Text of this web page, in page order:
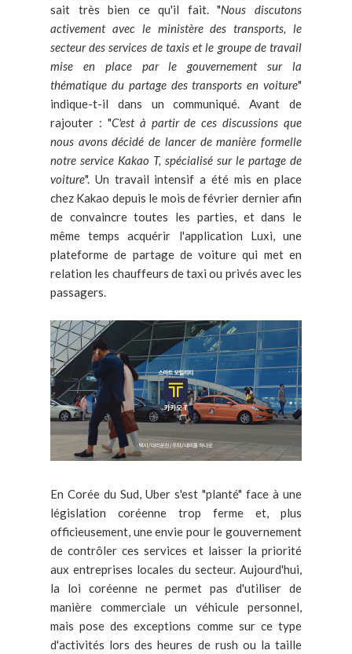
sait très bien ce qu'il fait. "Nous discutons
activement avec le ministère des transports, le
secteur des services de taxis et le groupe de travail
mise en place par le gouvernement sur la
thématique du partage des transports en voiture"
indique-t-il dans un communiqué. Avant de
rajouter : "C'est à partir de ces discussions que
nous avons décidé de lancer de manière formelle
notre service Kakao T, spécialisé sur le partage de
voiture". Un travail intensif a été mis en place
chez Kakao depuis le mois de février dernier afin
de convaincre toutes les parties, et dans le
même temps acquérir l'application Luxi, une
plateforme de partage de voiture qui met en
relation les chauffeurs de taxi ou privés avec les
passagers.
En Corée du Sud, Uber s'est "planté" face à une
législation coréenne trop ferme et, plus
officieusement, une envie pour le gouvernement
de contrôler ces services et laisser la priorité
aux entreprises locales du secteur. Aujourd'hui,
la loi coréenne ne permet pas d'utiliser de
manière commerciale un véhicule personnel,
mais pose des exceptions comme sur ce type
d'activités lors des heures de rush ou la taille